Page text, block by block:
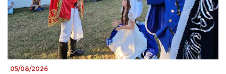
05/08/2026